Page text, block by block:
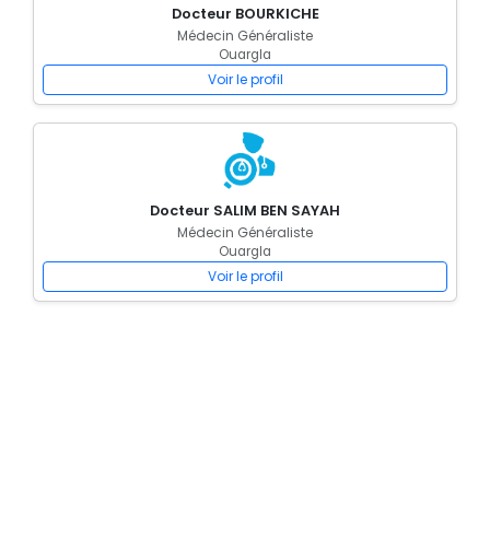
Docteur BOURKICHE
Médecin Généraliste
Ouargla
Voir le profil
Docteur SALIM BEN SAYAH
Médecin Généraliste
Ouargla
Voir le profil